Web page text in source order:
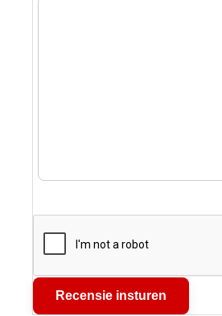
Recensie insturen